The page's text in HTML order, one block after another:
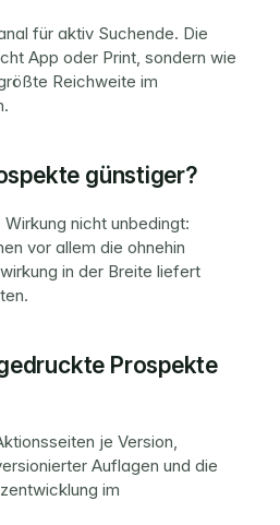
für aktiv Suchende. Die
App oder Print, sondern wie
Reichweite im
günstiger?
nicht unbedingt:
vor allem die ohnehin
in der Breite liefert
Prospekte
je Version,
Auflagen und die
im